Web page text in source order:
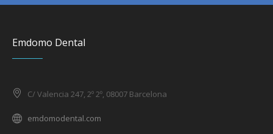
Emdomo Dental
C/ Valencia 247, 2º 2º, 08007 Barcelona
emdomodental.com